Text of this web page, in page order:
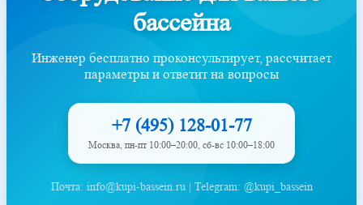
бассейна
Инженер бесплатно проконсультирует, рассчитает
параметры и ответит на вопросы
+7 (495) 128-01-77
Москва, пн-пт 10:00–20:00, сб-вс 10:00–18:00
Почта: info@kupi-bassein.ru | Telegram: @kupi_bassein